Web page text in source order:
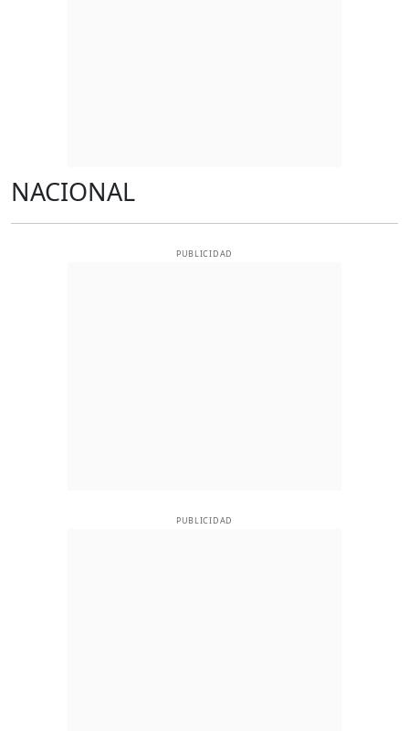
NACIONAL
PUBLICIDAD
PUBLICIDAD